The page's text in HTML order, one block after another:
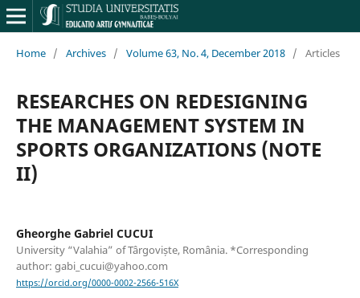
Home / Archives / Volume 63, No. 4, December 2018 / Articles
RESEARCHES ON REDESIGNING
THE MANAGEMENT SYSTEM IN
SPORTS ORGANIZATIONS (NOTE
II)
Gheorghe Gabriel CUCUI
University “Valahia” of Târgoviște, România. *Corresponding
author: gabi_cucui@yahoo.com
https://orcid.org/0000-0002-2566-516X